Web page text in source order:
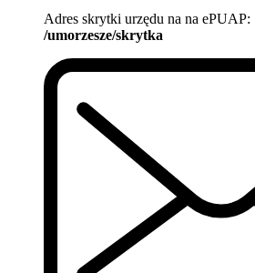
Adres skrytki urzędu na na ePUAP:
/umorzesze/skrytka